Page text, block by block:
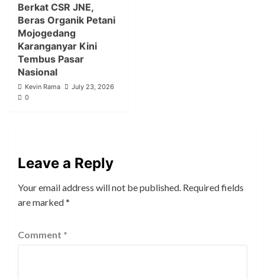
Berkat CSR JNE,
Beras Organik Petani
Mojogedang
Karanganyar Kini
Tembus Pasar
Nasional
Kevin Rama
July 23, 2026
0
Leave a Reply
Your email address will not be published. Required fields
are marked*
Comment *